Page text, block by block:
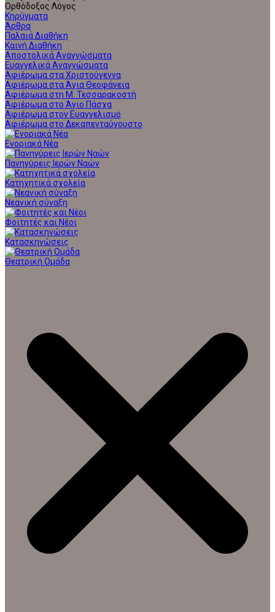
Ορθόδοξος Λόγος
Κηρύγματα
Άρθρα
Παλαιά Διαθήκη
Καινή Διαθήκη
Αποστολικά Αναγνώσματα
Ευαγγελικά Αναγνώσματα
Αφιέρωμα στα Χριστούγεννα
Αφιέρωμα στα Άγια Θεοφάνεια
Αφιέρωμα στη Μ. Τεσσαρακοστή
Αφιέρωμα στο Άγιο Πάσχα
Αφιέρωμα στον Ευαγγελισμό
Αφιέρωμα στο Δεκαπενταύγουστο
Ενοριακά Νέα
Πανηγύρεις Ιερών Ναών
Κατηχητικά σχολεία
Νεανική σύναξη
Φοιτητές και Νέοι
Κατασκηνώσεις
Θεατρική Ομάδα